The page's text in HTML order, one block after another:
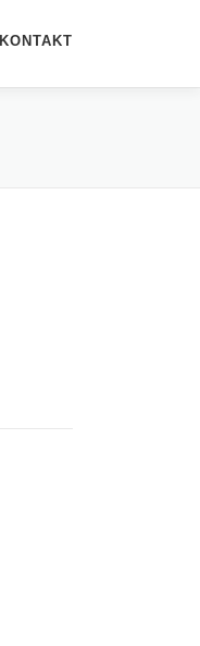
KONTAKT